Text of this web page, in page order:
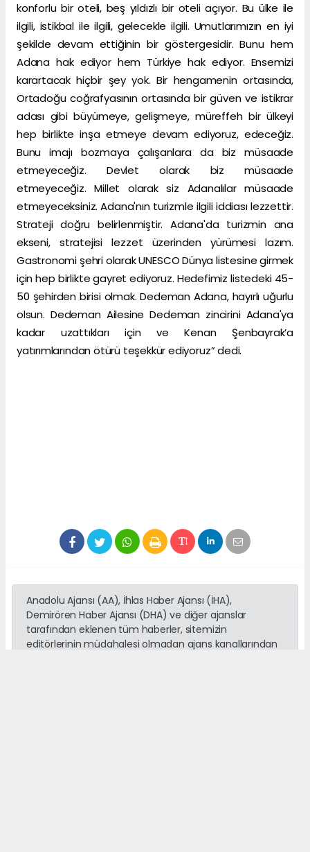
konforlu bir oteli, beş yıldızlı bir oteli açıyor. Bu ülke ile
ilgili, istikbal ile ilgili, gelecekle ilgili. Umutlarımızın en iyi
şekilde devam ettiğinin bir göstergesidir. Bunu hem
Adana hak ediyor hem Türkiye hak ediyor. Ensemizi
karartacak hiçbir şey yok. Bir hengamenin ortasında,
Ortadoğu coğrafyasının ortasında bir güven ve istikrar
adası gibi büyümeye, gelişmeye, müreffeh bir ülkeyi
hep birlikte inşa etmeye devam ediyoruz, edeceğiz.
Bunu imajı bozmaya çalışanlara da biz müsaade
etmeyeceğiz. Devlet olarak biz müsaade
etmeyeceğiz. Millet olarak siz Adanalılar müsaade
etmeyeceksiniz. Adana'nın turizmle ilgili iddiası lezzettir.
Strateji doğru belirlenmiştir. Adana'da turizmin ana
ekseni, stratejisi lezzet üzerinden yürümesi lazım.
Gastronomi şehri olarak UNESCO Dünya listesine girmek
için hep birlikte gayret ediyoruz. Hedefimiz listedeki 45-
50 şehirden birisi olmak. Dedeman Adana, hayırlı uğurlu
olsun. Dedeman Ailesine Dedeman zincirini Adana'ya
kadar uzattıkları için ve Kenan Şenbayrak’a
yatırımlarından ötürü teşekkür ediyoruz” dedi.
Anadolu Ajansı (AA), İhlas Haber Ajansı (İHA),
Demirören Haber Ajansı (DHA) ve diğer ajanslar
tarafından eklenen tüm haberler, sitemizin
editörlerinin müdahalesi olmadan ajans kanallarından